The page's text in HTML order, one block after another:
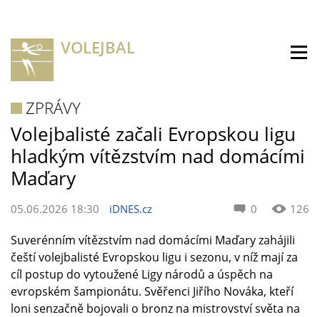
VOLEJBAL
ZPRÁVY
Volejbalisté začali Evropskou ligu
hladkým vítězstvím nad domácími
Maďary
0 126
05.06.2026 18:30 iDNES.cz
Suverénním vítězstvím nad domácími Maďary zahájili
čeští volejbalisté Evropskou ligu i sezonu, v níž mají za
cíl postup do vytoužené Ligy národů a úspěch na
evropském šampionátu. Svěřenci Jiřího Nováka, kteří
loni senzačně bojovali o bronz na mistrovství světa na